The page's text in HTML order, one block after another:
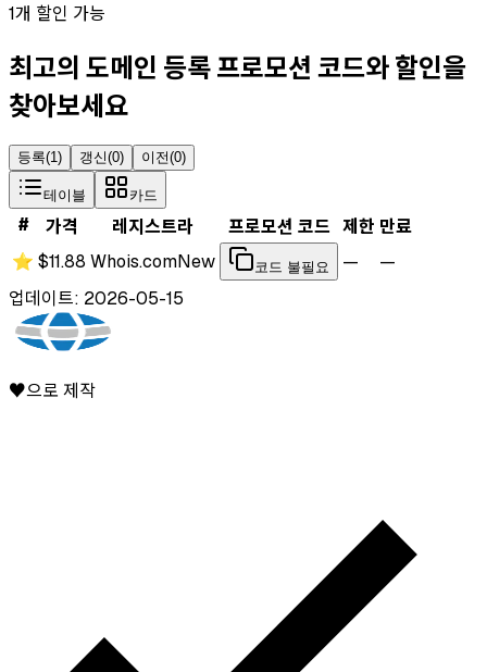
1개 할인 가능
최고의 도메인 등록 프로모션 코드와 할인을
찾아보세요
등록(1) 갱신(0) 이전(0)
테이블 카드
# 가격 레지스트라 프로모션 코드 제한 만료
⭐ $11.88 Whois.comNew 코드 불필요 —
—
업데이트: 2026-05-15
♥으로 제작